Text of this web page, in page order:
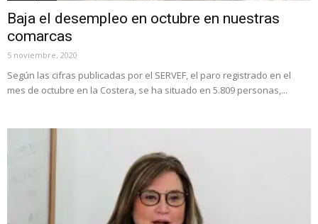
Baja el desempleo en octubre en nuestras
comarcas
5 noviembre, 2020
Según las cifras publicadas por el SERVEF, el paro registrado en el
mes de octubre en la Costera, se ha situado en 5.809 personas,...